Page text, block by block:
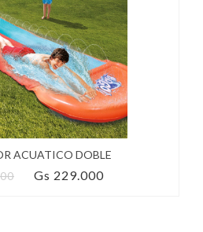
ACUATICO DOBLE
Gs 229.000